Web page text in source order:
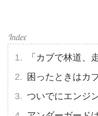
「カブで林道、
困ったときはカ
ついでにエンジ